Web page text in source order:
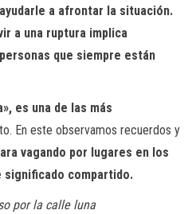
a afrontar la situación.
a una ruptura implica
que siempre están
es una de las más
En este observamos recuerdos y
vagando por lugares en los
significado compartido.
por la calle luna